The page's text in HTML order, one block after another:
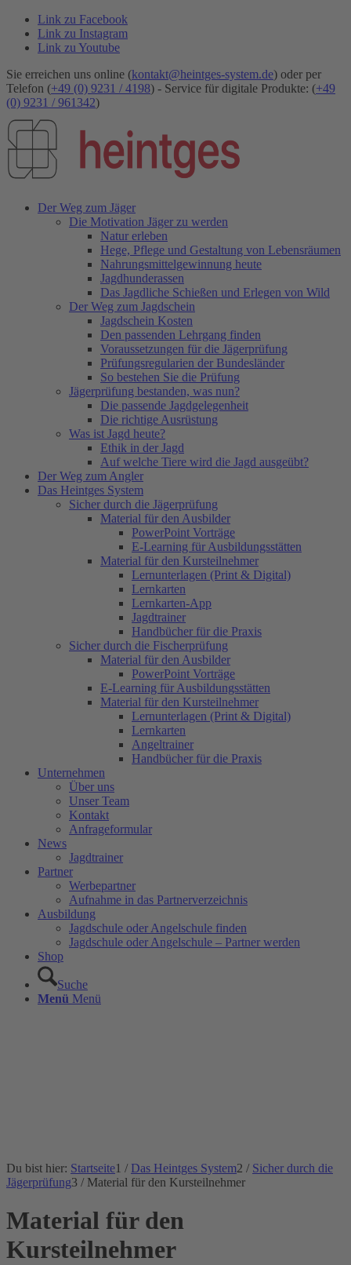
Link zu Facebook
Link zu Instagram
Link zu Youtube
Sie erreichen uns online (kontakt@heintges-system.de) oder per
Telefon (+49 (0) 9231 / 4198) - Service für digitale Produkte: (+49
(0) 9231 / 961342)
Der Weg zum Jäger
Die Motivation Jäger zu werden
Natur erleben
Hege, Pflege und Gestaltung von Lebensräumen
Nahrungsmittelgewinnung heute
Jagdhunderassen
Das Jagdliche Schießen und Erlegen von Wild
Der Weg zum Jagdschein
Jagdschein Kosten
Den passenden Lehrgang finden
Voraussetzungen für die Jägerprüfung
Prüfungsregularien der Bundesländer
So bestehen Sie die Prüfung
Jägerprüfung bestanden, was nun?
Die passende Jagdgelegenheit
Die richtige Ausrüstung
Was ist Jagd heute?
Ethik in der Jagd
Auf welche Tiere wird die Jagd ausgeübt?
Der Weg zum Angler
Das Heintges System
Sicher durch die Jägerprüfung
Material für den Ausbilder
PowerPoint Vorträge
E-Learning für Ausbildungsstätten
Material für den Kursteilnehmer
Lernunterlagen (Print & Digital)
Lernkarten
Lernkarten-App
Jagdtrainer
Handbücher für die Praxis
Sicher durch die Fischerprüfung
Material für den Ausbilder
PowerPoint Vorträge
E-Learning für Ausbildungsstätten
Material für den Kursteilnehmer
Lernunterlagen (Print & Digital)
Lernkarten
Angeltrainer
Handbücher für die Praxis
Unternehmen
Über uns
Unser Team
Kontakt
Anfrageformular
News
Jagdtrainer
Partner
Werbepartner
Aufnahme in das Partnerverzeichnis
Ausbildung
Jagdschule oder Angelschule finden
Jagdschule oder Angelschule – Partner werden
Shop
Suche
Menü Menü
Du bist hier: Startseite1 / Das Heintges System2 / Sicher durch die
Jägerprüfung3 / Material für den Kursteilnehmer
Material für den
Kursteilnehmer